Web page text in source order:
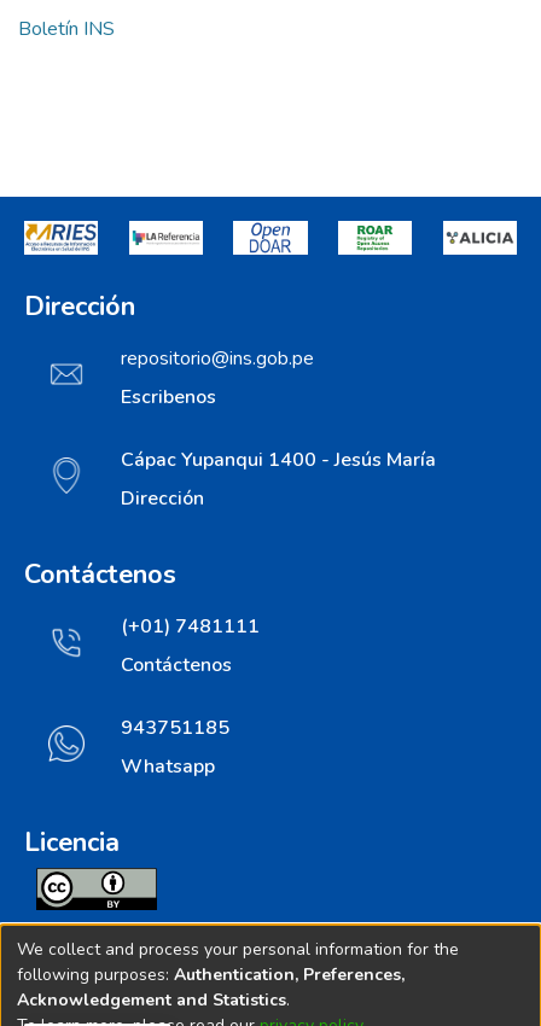
Boletín INS
Dirección
repositorio@ins.gob.pe
Escribenos
Cápac Yupanqui 1400 - Jesús María
Dirección
Contáctenos
(+01) 7481111
Contáctenos
943751185
Whatsapp
Licencia
Todos los contenidos de repositorio.ins.gob.pe estan
licenciados bajo
Creative Commoms License
We collect and process your personal information for the
following purposes: Authentication, Preferences,
Acknowledgement and Statistics.